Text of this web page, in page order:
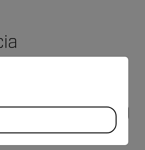
the appropriate version of our website.